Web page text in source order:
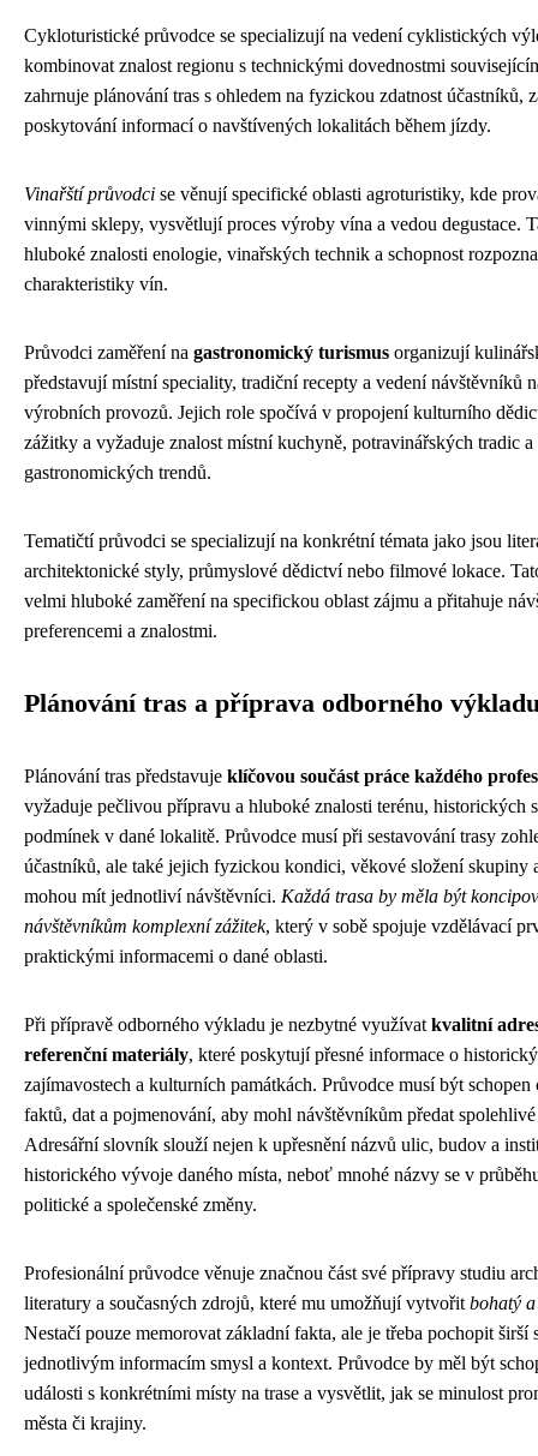
Cykloturistické průvodce se specializují na vedení cyklistických
kombinovat znalost regionu s technickými dovednostmi
zahrnuje plánování tras s ohledem na fyzickou zdatnost účastníků,
poskytování informací o navštívených lokalitách během jízdy.
Vinařští průvodci se věnují specifické oblasti agroturistiky, kde
vinnými sklepy, vysvětlují proces výroby vína a vedou degustace.
hluboké znalosti enologie, vinařských technik a schopnost
charakteristiky vín.
Průvodci zaměření na gastronomický turismus organizují
představují místní speciality, tradiční recepty a vedení návštěvníků
výrobních provozů. Jejich role spočívá v propojení kulturního
zážitky a vyžaduje znalost místní kuchyně, potravinářských tradic a
gastronomických trendů.
Tematičtí průvodci se specializují na konkrétní témata jako jsou
architektonické styly, průmyslové dědictví nebo filmové lokace.
velmi hluboké zaměření na specifickou oblast zájmu a přitahuje
preferencemi a znalostmi.
Plánování tras a příprava odborného
Plánování tras představuje klíčovou součást práce každého
vyžaduje pečlivou přípravu a hluboké znalosti terénu, historických
podmínek v dané lokalitě. Průvodce musí při sestavování trasy
účastníků, ale také jejich fyzickou kondici, věkové složení skupiny
mohou mít jednotliví návštěvníci. Každá trasa by měla být
návštěvníkům komplexní zážitek, který v sobě spojuje vzdělávací
praktickými informacemi o dané oblasti.
Při přípravě odborného výkladu je nezbytné využívat kvalitní
referenční materiály, které poskytují přesné informace o
zajímavostech a kulturních památkách. Průvodce musí být schopen
faktů, dat a pojmenování, aby mohl návštěvníkům předat
Adresářní slovník slouží nejen k upřesnění názvů ulic, budov a
historického vývoje daného místa, neboť mnohé názvy se v
politické a společenské změny.
Profesionální průvodce věnuje značnou část své přípravy studiu
literatury a současných zdrojů, které mu umožňují vytvořit bohatý
Nestačí pouze memorovat základní fakta, ale je třeba pochopit širší
jednotlivým informacím smysl a kontext. Průvodce by měl být
události s konkrétními místy na trase a vysvětlit, jak se minulost
města či krajiny.